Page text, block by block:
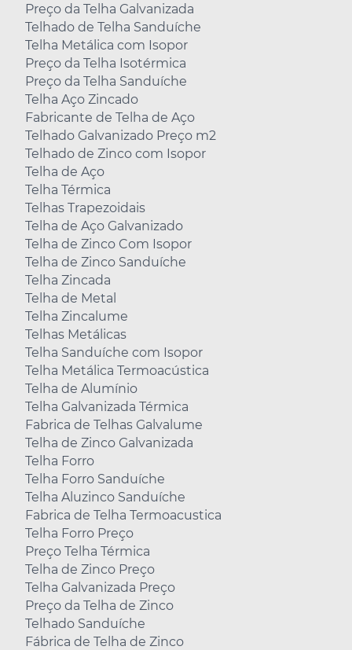
Preço da Telha Galvanizada
Telhado de Telha Sanduíche
Telha Metálica com Isopor
Preço da Telha Isotérmica
Preço da Telha Sanduíche
Telha Aço Zincado
Fabricante de Telha de Aço
Telhado Galvanizado Preço m2
Telhado de Zinco com Isopor
Telha de Aço
Telha Térmica
Telhas Trapezoidais
Telha de Aço Galvanizado
Telha de Zinco Com Isopor
Telha de Zinco Sanduíche
Telha Zincada
Telha de Metal
Telha Zincalume
Telhas Metálicas
Telha Sanduíche com Isopor
Telha Metálica Termoacústica
Telha de Alumínio
Telha Galvanizada Térmica
Fabrica de Telhas Galvalume
Telha de Zinco Galvanizada
Telha Forro
Telha Forro Sanduíche
Telha Aluzinco Sanduíche
Fabrica de Telha Termoacustica
Telha Forro Preço
Preço Telha Térmica
Telha de Zinco Preço
Telha Galvanizada Preço
Preço da Telha de Zinco
Telhado Sanduíche
Fábrica de Telha de Zinco